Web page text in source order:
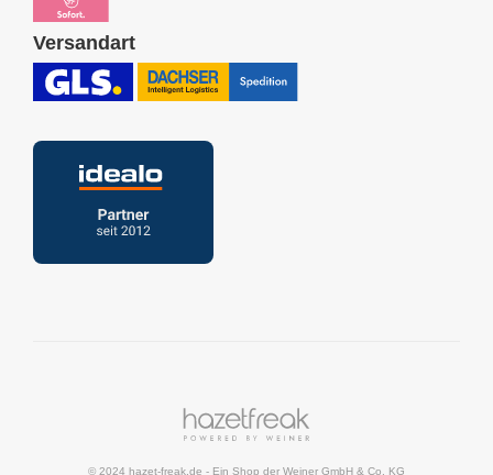
Versandart
© 2024 hazet-freak.de - Ein Shop der Weiner GmbH & Co. KG